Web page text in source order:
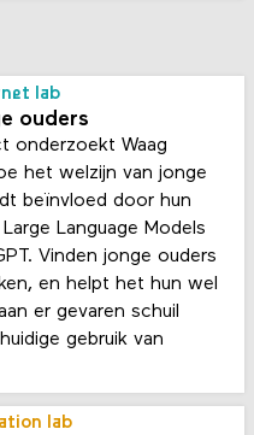
lab
ouders
onderzoekt Waag
het welzijn van jonge
beïnvloed door hun
Language Models
Vinden jonge ouders
en helpt het hun wel
er gevaren schuil
gebruik van
lab